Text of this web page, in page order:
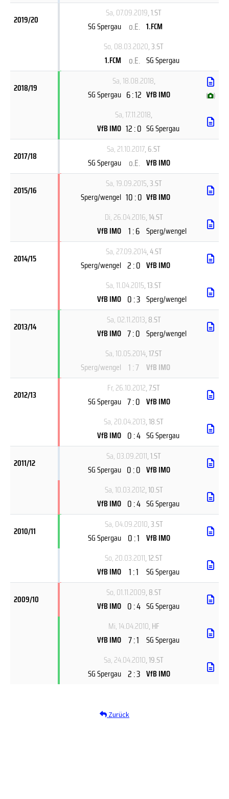
2019/20
Sa, 07.09.2019, 1.ST
SG Spergau
o.E. 1.FCM
So, 08.03.2020, 3.ST
1.FCM
o.E. SG Spergau
2018/19
Sa, 18.08.2018,
SG Spergau 6 : 12 VfB IMO ( )
Sa, 17.11.2018,
VfB IMO 12 : 0 SG Spergau
2017/18
Sa, 21.10.2017, 6.ST
SG Spergau
o.E. VfB IMO
2015/16
Sa, 19.09.2015, 3.ST
Sperg/wengel 10 : 0 VfB IMO
Di, 26.04.2016, 14.ST
VfB IMO 1 : 6 Sperg/wengel
2014/15
Sa, 27.09.2014, 4.ST
Sperg/wengel 2 : 0 VfB IMO
Sa, 11.04.2015, 13.ST
VfB IMO 0 : 3 Sperg/wengel
2013/14
Sa, 02.11.2013, 8.ST
VfB IMO 7 : 0 Sperg/wengel
Sa, 10.05.2014, 17.ST
Sperg/wengel 1 : 7 VfB IMO
2012/13
Fr, 26.10.2012, 7.ST
SG Spergau 7 : 0 VfB IMO
Sa, 20.04.2013, 18.ST
VfB IMO 0 : 4 SG Spergau
2011/12
Sa, 03.09.2011, 1.ST
SG Spergau 0 : 0 VfB IMO
Sa, 10.03.2012, 10.ST
VfB IMO 0 : 4 SG Spergau
2010/11
Sa, 04.09.2010, 3.ST
SG Spergau 0 : 1 VfB IMO
So, 20.03.2011, 12.ST
VfB IMO 1 : 1 SG Spergau
2009/10
So, 01.11.2009, 8.ST
VfB IMO 0 : 4 SG Spergau
Mi, 14.04.2010, HF
VfB IMO 7 : 1 SG Spergau
Sa, 24.04.2010, 19.ST
SG Spergau 2 : 3 VfB IMO
Zurück